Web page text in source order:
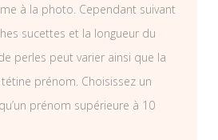
à la photo. Cependant suivant
sucettes et la longueur du
perles peut varier ainsi que la
prénom. Choisissez un
prénom supérieure à 10